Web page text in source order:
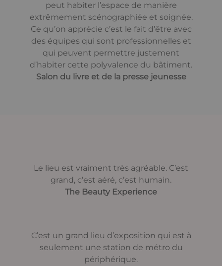
peut habiter l’espace de manière
extrêmement scénographiée et soignée.
Ce qu’on apprécie c’est le fait d’être avec
des équipes qui sont professionnelles et
qui peuvent permettre justement
d’habiter cette polyvalence du bâtiment.
Salon du livre et de la presse jeunesse
Le lieu est vraiment très agréable. C’est
grand, c’est aéré, c’est humain.
The Beauty Experience
C’est un grand lieu d’exposition qui est à
seulement une station de métro du
périphérique.